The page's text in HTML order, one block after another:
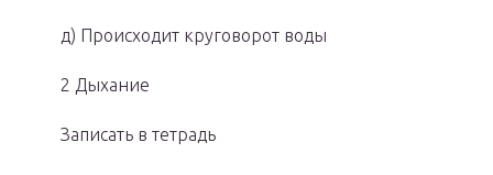
д) Происходит круговорот воды
2 Дыхание
Записать в тетрадь